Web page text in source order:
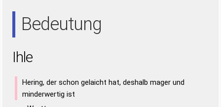
Bedeutung
Ihle
Hering, der schon gelaicht hat, deshalb mager und
minderwertig ist